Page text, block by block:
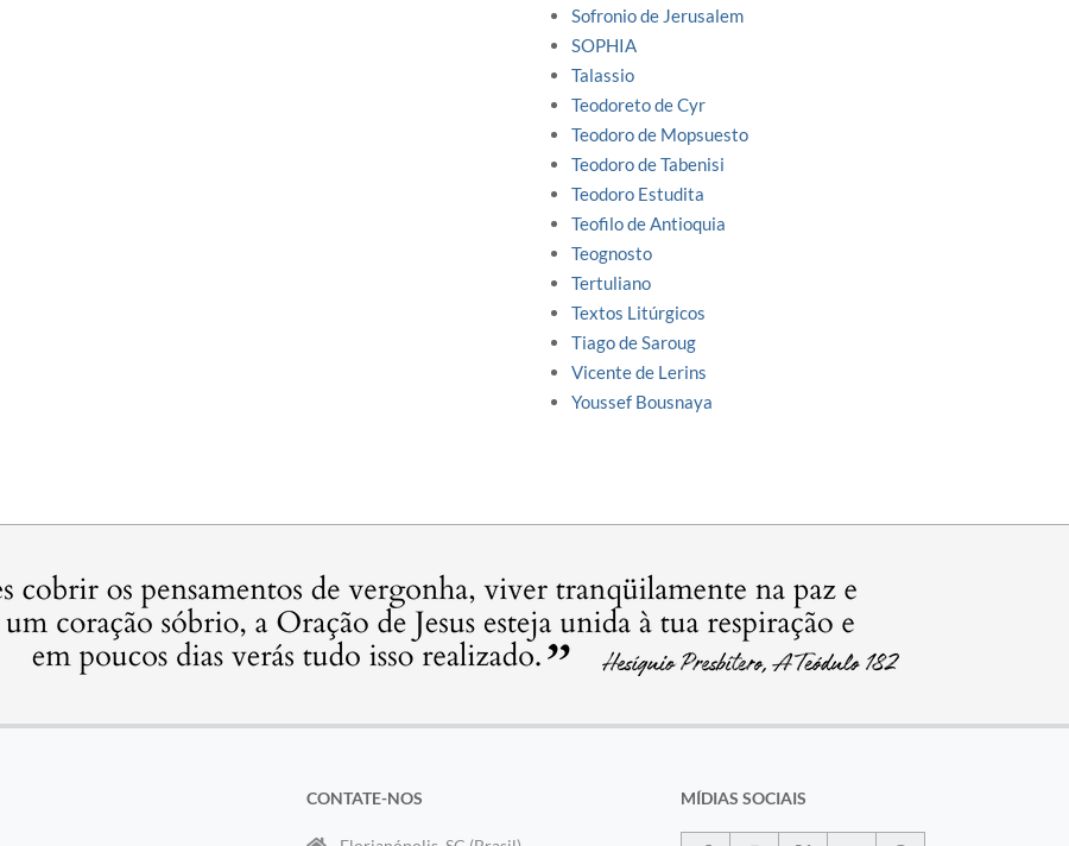
Sofronio de Jerusalem
SOPHIA
Talassio
Teodoreto de Cyr
Teodoro de Mopsuesto
Teodoro de Tabenisi
Teodoro Estudita
Teofilo de Antioquia
Teognosto
Tertuliano
Textos Litúrgicos
Tiago de Saroug
Vicente de Lerins
Youssef Bousnaya
CONTATE-NOS MÍDIAS SOCIAIS